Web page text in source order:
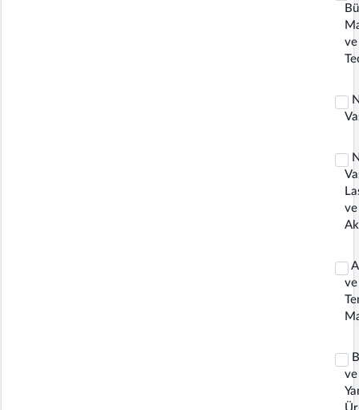
ve
ve
ve
ve